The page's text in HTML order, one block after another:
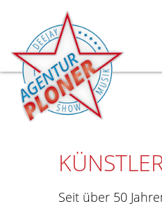
Seit über 50